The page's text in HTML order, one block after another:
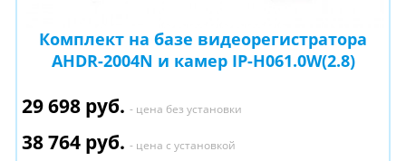
Комплект на базе видеорегистратора
AHDR-2004N и камер IP-H061.0W(2.8)
29 698 руб. - цена без установки
38 764 руб. - цена с установкой